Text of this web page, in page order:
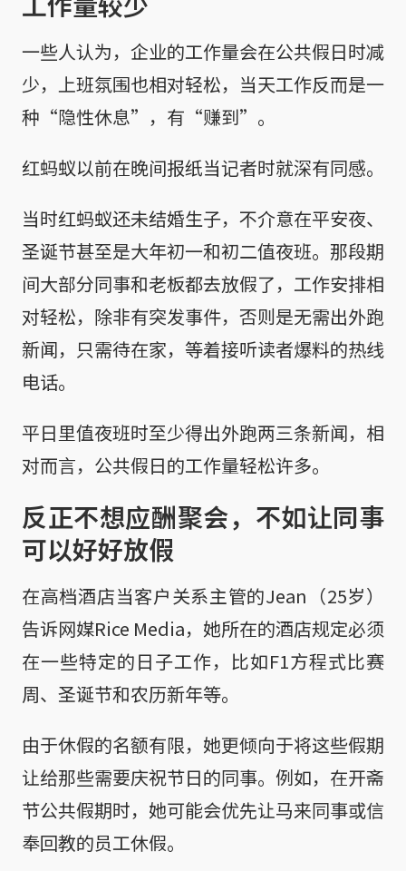
一些人认为，企业的工作量会在公共假日时减
少，上班氛围也相对轻松，当天工作反而是一
种“隐性休息”，有“赚到”。
红蚂蚁以前在晚间报纸当记者时就深有同感。
当时红蚂蚁还未结婚生子，不介意在平安夜、
圣诞节甚至是大年初一和初二值夜班。那段期
间大部分同事和老板都去放假了，工作安排相
对轻松，除非有突发事件，否则是无需出外跑
新闻，只需待在家，等着接听读者爆料的热线
电话。
平日里值夜班时至少得出外跑两三条新闻，相
对而言，公共假日的工作量轻松许多。
反正不想应酬聚会，不如让同事
可以好好放假
在高档酒店当客户关系主管的Jean（25岁）
告诉网媒Rice Media，她所在的酒店规定必须
在一些特定的日子工作，比如F1方程式比赛
周、圣诞节和农历新年等。
由于休假的名额有限，她更倾向于将这些假期
让给那些需要庆祝节日的同事。例如，在开斋
节公共假期时，她可能会优先让马来同事或信
奉回教的员工休假。